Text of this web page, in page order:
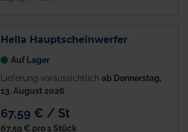
Hella Hauptscheinwerfer
Auf Lager
Lieferung voraussichtlich ab Donnerstag,
13. August 2026
67,59 € / St
67,59 € pro 1 Stück